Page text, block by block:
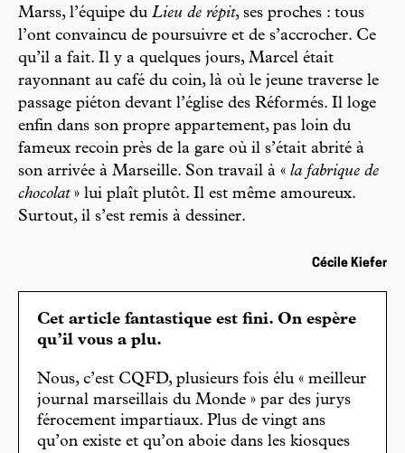
Marss, l’équipe du Lieu de répit, ses proches : tous
l’ont convaincu de poursuivre et de s’accrocher. Ce
qu’il a fait. Il y a quelques jours, Marcel était
rayonnant au café du coin, là où le jeune traverse le
passage piéton devant l’église des Réformés. Il loge
enfin dans son propre appartement, pas loin du
fameux recoin près de la gare où il s’était abrité à
son arrivée à Marseille. Son travail à « la fabrique de
chocolat» lui plaît plutôt. Il est même amoureux.
Surtout, il s’est remis à dessiner.
Cécile Kiefer
Cet article fantastique est fini. On espère
qu’il vous a plu.
Nous, c’est CQFD, plusieurs fois élu « meilleur
journal marseillais du Monde » par des jurys
férocement impartiaux. Plus de vingt ans
qu’on existe et qu’on aboie dans les kiosques